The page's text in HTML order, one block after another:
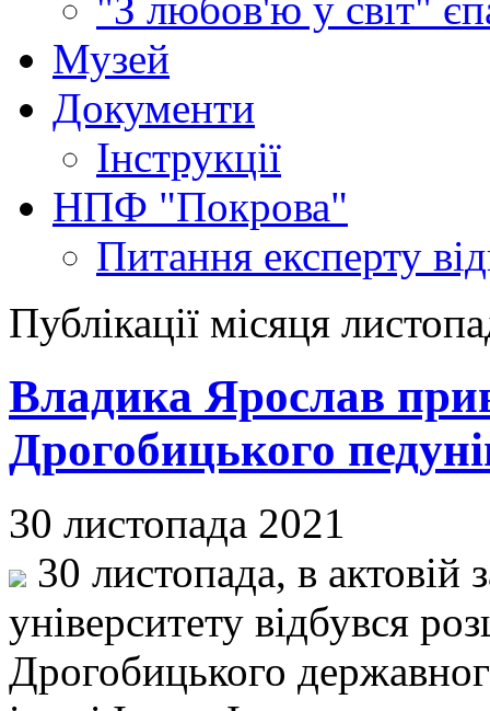
Музей
Документи
Інструкції
НПФ "Покрова"
Питання експерту
Публікації місяця
Владика Ярослав
Дрогобицького
30 листопада 2021
30 листопада, в актовій
університету відбувся
Дрогобицького